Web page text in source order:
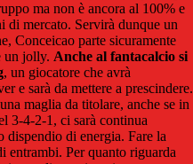
ma non è ancora al 100% e
di mercato. Servirà dunque un
Conceicao parte sicuramente
un jolly. Anche al fantacalcio si
, un giocatore che avrà
e sarà da mettere a prescindere.
maglia da titolare, anche se in
3-4-2-1, ci sarà continua
dispendio di energia. Fare la
entrambi. Per quanto riguarda